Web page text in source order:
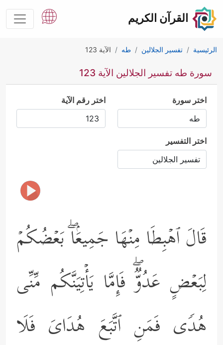
القرآن الكريم
الرئيسية تفسير الجلالين طه الآية 123
سورة طه تفسير الجلالين الآية 123
اختر سورة اختر رقم الآية
اختر التفسير
قَالَ ٱهۡبِطَا مِنۡهَا جَمِیعَۢاۖ بَعۡضُكُمۡ
لِبَعۡضٍ عَدُوࣱّۖ فَإِمَّا یَأۡتِیَنَّكُم مِّنِّی
هُدࣰى فَمَنِ ٱتَّبَعَ هُدَایَ فَلَا